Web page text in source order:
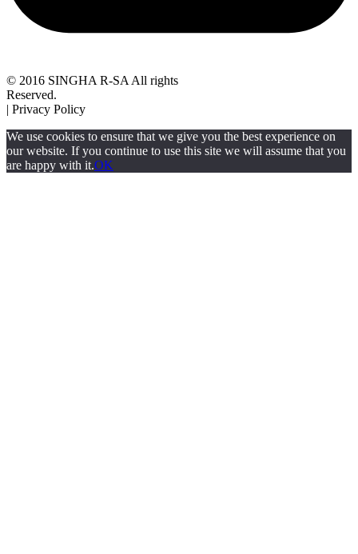
© 2016 SINGHA R-SA All rights
Reserved.
| Privacy Policy
We use cookies to ensure that we give you the best experience on
our website. If you continue to use this site we will assume that you
are happy with it.OK